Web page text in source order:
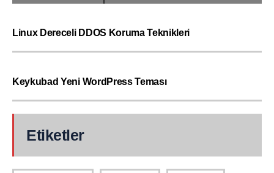
Linux Dereceli DDOS Koruma Teknikleri
Keykubad Yeni WordPress Teması
Etiketler